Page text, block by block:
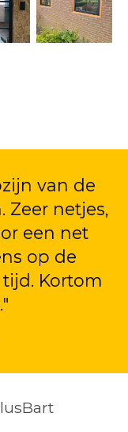
van de
Zeer netjes,
een net
op de
Kortom